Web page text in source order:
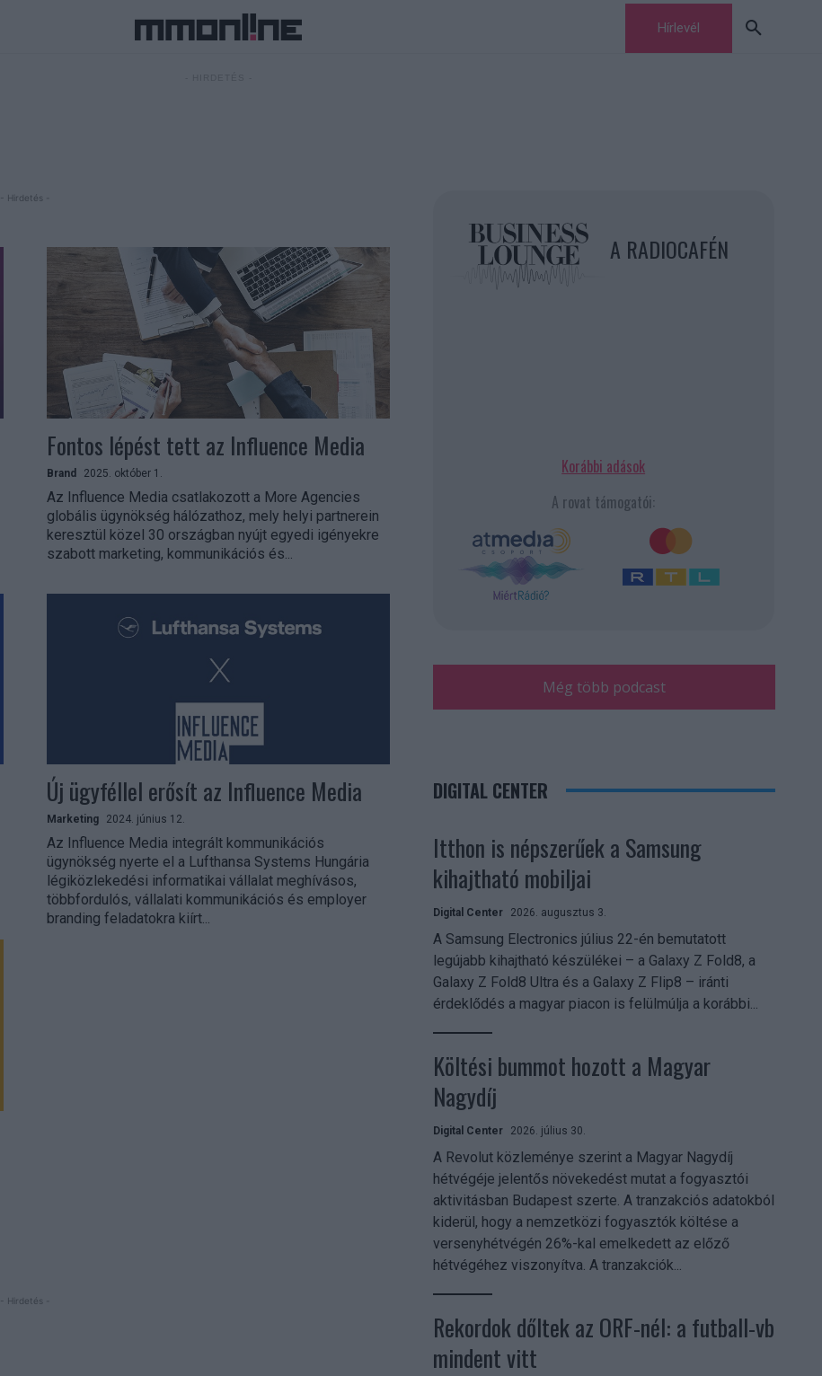
Hírlevél
- Hirdetés -
Fontos lépést tett az Influence Media
Brand 2025. október 1.
Az Influence Media csatlakozott a More Agencies
globális ügynökség hálózathoz, mely helyi partnerein
keresztül közel 30 országban nyújt egyedi igényekre
szabott marketing, kommunikációs és...
Új ügyféllel erősít az Influence Media
Marketing 2024. június 12.
Az Influence Media integrált kommunikációs
ügynökség nyerte el a Lufthansa Systems Hungária
légiközlekedési informatikai vállalat meghívásos,
többfordulós, vállalati kommunikációs és employer
branding feladatokra kiírt...
- Hirdetés -
A RADIOCAFÉN
Korábbi adások
A rovat támogatói:
Még több podcast
DIGITAL CENTER
Itthon is népszerűek a Samsung
kihajtható mobiljai
Digital Center 2026. augusztus 3.
A Samsung Electronics július 22-én bemutatott
legújabb kihajtható készülékei – a Galaxy Z Fold8, a
Galaxy Z Fold8 Ultra és a Galaxy Z Flip8 – iránti
érdeklődés a magyar piacon is felülmúlja a korábbi...
Költési bummot hozott a Magyar
Nagydíj
Digital Center 2026. július 30.
A Revolut közleménye szerint a Magyar Nagydíj
hétvégéje jelentős növekedést mutat a fogyasztói
aktivitásban Budapest szerte. A tranzakciós adatokból
kiderül, hogy a nemzetközi fogyasztók költése a
versenyhétvégén 26%-kal emelkedett az előző
hétvégéhez viszonyítva. A tranzakciók...
Rekordok dőltek az ORF-nél: a futball-vb
mindent vitt